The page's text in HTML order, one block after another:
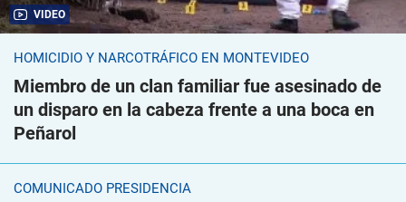
VIDEO
HOMICIDIO Y NARCOTRÁFICO EN MONTEVIDEO
Miembro de un clan familiar fue asesinado de
un disparo en la cabeza frente a una boca en
Peñarol
COMUNICADO PRESIDENCIA